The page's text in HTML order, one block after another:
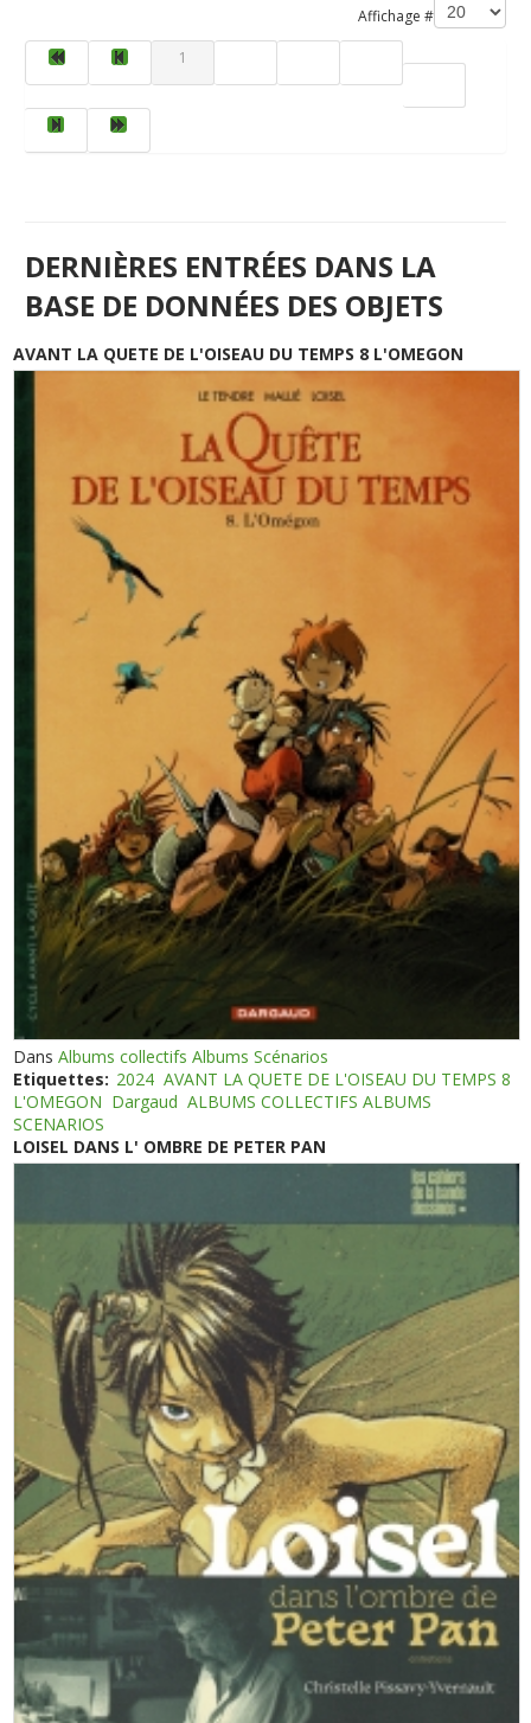
Affichage #
1
DERNIÈRES ENTRÉES DANS LA
BASE DE DONNÉES DES OBJETS
AVANT LA QUETE DE L'OISEAU DU TEMPS 8 L'OMEGON
DansAlbums collectifs Albums Scénarios
Etiquettes: 2024 AVANT LA QUETE DE L'OISEAU DU TEMPS 8
L'OMEGON Dargaud ALBUMS COLLECTIFS ALBUMS
SCENARIOS
LOISEL DANS L' OMBRE DE PETER PAN